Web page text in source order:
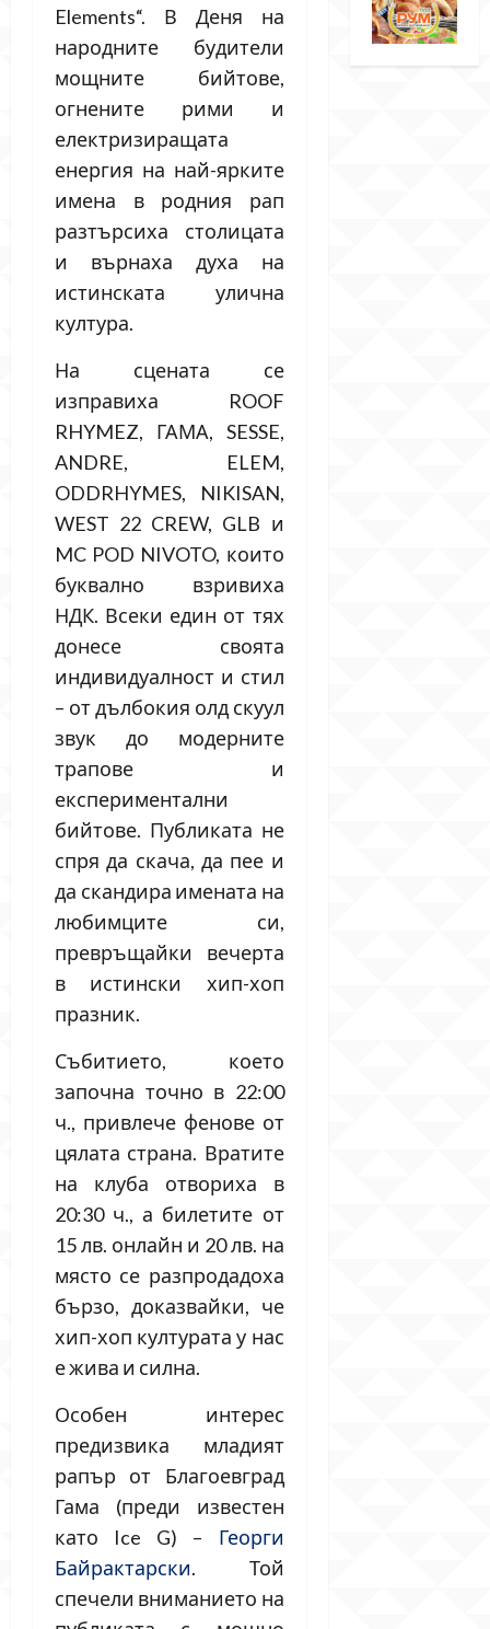
Elements“. В Деня на
народните будители
мощните бийтове,
огнените рими и
електризиращата
енергия на най-ярките
имена в родния рап
разтърсиха столицата
и върнаха духа на
истинската улична
култура.
На сцената се
изправиха ROOF
RHYMEZ, ГАМА, SESSE,
ANDRE, ELEM,
ODDRHYMES, NIKISAN,
WEST 22 CREW, GLB и
MC POD NIVOTO, които
буквално взривиха
НДК. Всеки един от тях
донесе своята
индивидуалност и стил
– от дълбокия олд скуул
звук до модерните
трапове и
експериментални
бийтове. Публиката не
спря да скача, да пее и
да скандира имената на
любимците си,
превръщайки вечерта
в истински хип-хоп
празник.
Събитието, което
започна точно в 22:00
ч., привлече фенове от
цялата страна. Вратите
на клуба отвориха в
20:30 ч., а билетите от
15 лв. онлайн и 20 лв. на
място се разпродадоха
бързо, доказвайки, че
хип-хоп културата у нас
е жива и силна.
Особен интерес
предизвика младият
рапър от Благоевград
Гама (преди известен
като Ice G) – Георги
Байрактарски. Той
спечели вниманието на